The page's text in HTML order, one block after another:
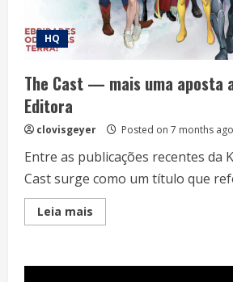
HQ
The Cast — mais uma aposta
Editora
clovisgeyer Posted on 7 months ago
Entre as publicações recentes da
Cast surge como um título que
Leia mais
more
—